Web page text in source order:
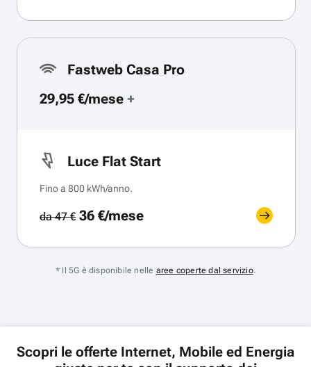
Fastweb Casa Pro
29,95 €/mese +
Luce Flat Start
Fino a 800 kWh/anno.
da 47 €36 €/mese
* Il 5G è disponibile nelle aree coperte dal servizio.
Scopri le offerte Internet, Mobile ed Energia